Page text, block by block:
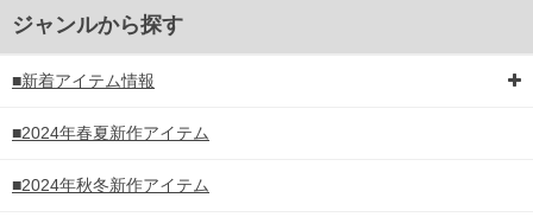
ジャンルから探す
■新着アイテム情報
■2024年春夏新作アイテム
■2024年秋冬新作アイテム